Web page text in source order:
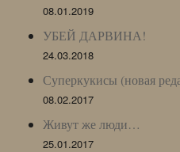
08.01.2019
УБЕЙ ДАРВИНА!
24.03.2018
Суперкукисы (новая
08.02.2017
Живут же люди…
25.01.2017